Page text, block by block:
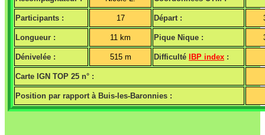
Participants : 17 Départ :
Longueur : 11 km Pique Nique :
Dénivelée : 515 m Difficulté IBP index :
Carte IGN TOP 25 n° :
Position par rapport à Buis-les-Baronnies :